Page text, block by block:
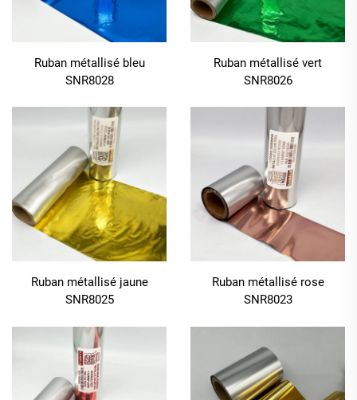
Ruban métallisé bleu
SNR8028
Ruban métallisé vert
SNR8026
Ruban métallisé jaune
SNR8025
Ruban métallisé rose
SNR8023